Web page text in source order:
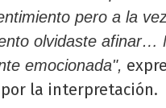
pero a la
olvidaste afinar…
emocionada",
la interpretación.